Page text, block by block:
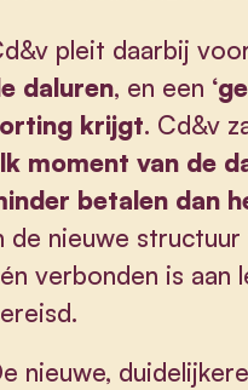
pleit daarbij
daluren, en een
krijgt. Cd&v
moment van de
betalen dan
de nieuwe
verbonden is aan
nieuwe,